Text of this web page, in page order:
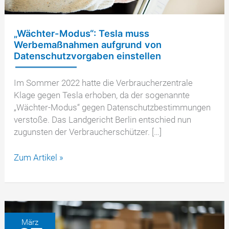
„Wächter-Modus“: Tesla muss
Werbemaßnahmen aufgrund von
Datenschutzvorgaben einstellen
Im Sommer 2022 hatte die Verbraucherzentrale
Klage gegen Tesla erhoben, da der sogenannte
„Wächter-Modus“ gegen Datenschutzbestimmungen
verstoße. Das Landgericht Berlin entschied nun
zugunsten der Verbraucherschützer. […]
„Wächter-
Tesla
Werbemaßnahmen
aufgrund
Zum Artikel »
März